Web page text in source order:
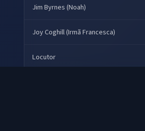
Jim Byrnes (Noah)
Joy Coghill (Irmã Francesca)
Locutor